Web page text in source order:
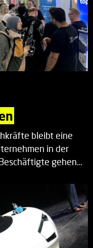
bleibt eine
in der
gehen…